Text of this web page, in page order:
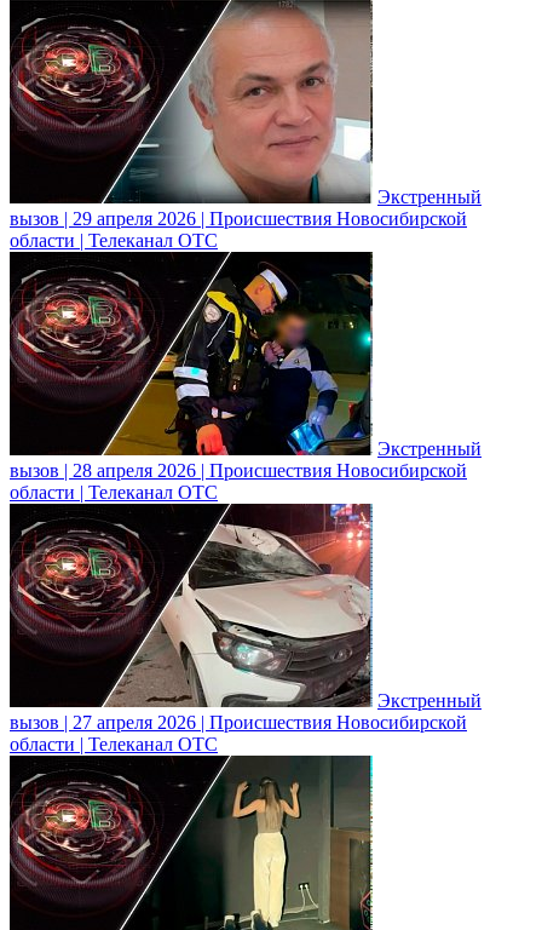
Экстренный
вызов | 29 апреля 2026 | Происшествия Новосибирской
области | Телеканал ОТС
Экстренный
вызов | 28 апреля 2026 | Происшествия Новосибирской
области | Телеканал ОТС
Экстренный
вызов | 27 апреля 2026 | Происшествия Новосибирской
области | Телеканал ОТС